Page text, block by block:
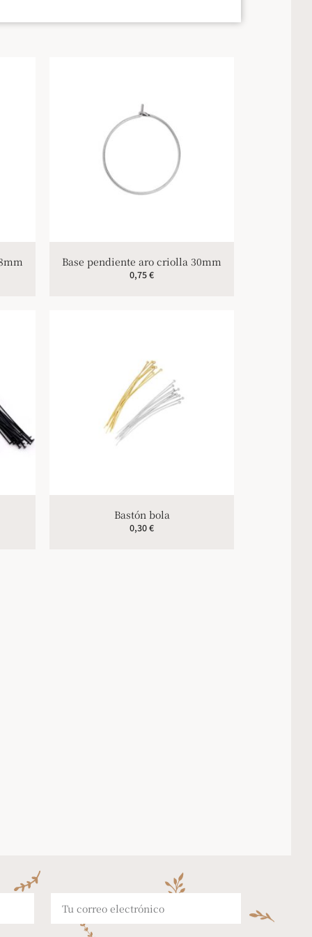
Base pendiente aro criolla 30mm
0,75€
Bastón bola
0,30€
PRODUCTOS PERSONALIZADOS
a tu medida